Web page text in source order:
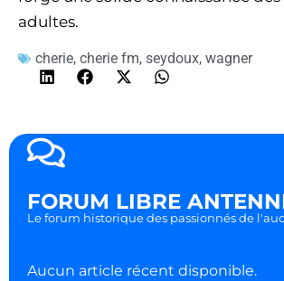
adultes.
cherie, cherie fm, seydoux, wagner
FORUM LIBRE
Le forum historique des passionnés de
Aucun article récent disponible.